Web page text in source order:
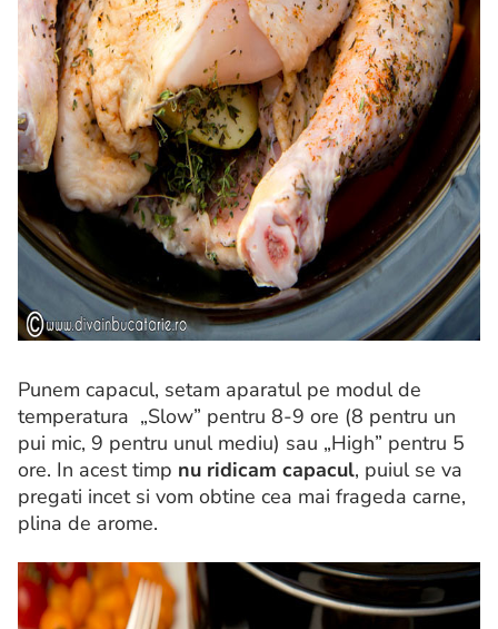
Punem capacul, setam aparatul pe modul de
temperatura „Slow” pentru 8-9 ore (8 pentru un
pui mic, 9 pentru unul mediu) sau „High” pentru 5
ore. In acest timp nu ridicam capacul, puiul se va
pregati incet si vom obtine cea mai frageda carne,
plina de arome.